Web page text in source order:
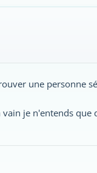
une personne
je n'entends que